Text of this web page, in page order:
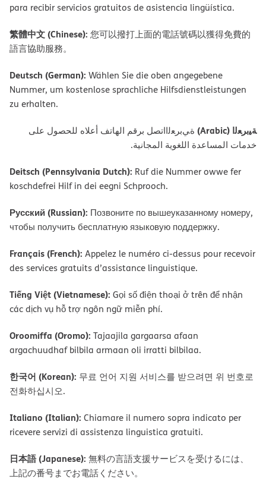
para recibir servicios gratuitos de asistencia lingüística.
繁體中文 (Chinese): 您可以撥打上面的電話號碼以獲得免費的
語言協助服務。
Deutsch (German): Wählen Sie die oben angegebene
Nummer, um kostenlose sprachliche Hilfsdienstleistungen
zu erhalten.
ﺔﯿﺑﺮﻌﻟا (Arabic)
ةﻲﺑﺮﻌﻟااﺗﺼﻞ ﺑﺮﻗﻢ اﻟﮭﺎﺗﻒ أﻋﻼه ﻟﻠﺤﺼﻮل ﻋﻠﻰ
ﺧﺪﻣﺎت اﻟﻤﺴﺎﻋﺪة اﻟﻠﻐﻮﯾﺔ اﻟﻤﺠﺎﻧﯿﺔ.
Deitsch (Pennsylvania Dutch): Ruf die Nummer owwe fer
koschdefrei Hilf in dei eegni Schprooch.
Русский (Russian): Позвоните по вышеуказанному номеру,
чтобы получить бесплатную языковую поддержку.
Français (French): Appelez le numéro ci-dessus pour recevoir
des services gratuits d’assistance linguistique.
Tiếng Việt (Vietnamese): Gọi số điện thoại ở trên để nhận
các dịch vụ hỗ trợ ngôn ngữ miễn phí.
Oroomiffa (Oromo): Tajaajila gargaarsa afaan
argachuudhaf bilbila armaan oli irratti bilbilaa.
한국어 (Korean): 무료 언어 지원 서비스를 받으려면 위 번호로
전화하십시오.
Italiano (Italian): Chiamare il numero sopra indicato per
ricevere servizi di assistenza linguistica gratuiti.
日本語 (Japanese): 無料の言語支援サービスを受けるには、
上記の番号までお電話ください。